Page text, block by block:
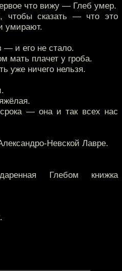
что вижу — Глеб умер.
чтобы сказать — что это
умирают.
— и его не стало.
мать плачет у гроба.
уже ничего нельзя.
— она и так всех нас
Невской Лавре.
Глебом книжка